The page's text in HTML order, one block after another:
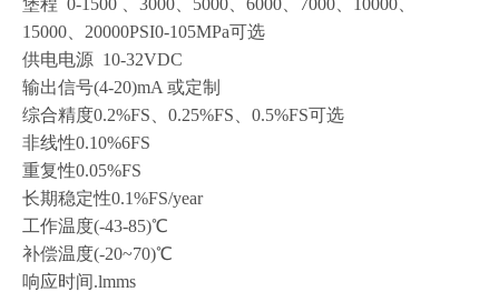
15000、20000PSI0-105MPa可选
供电电源 10-32VDC
输出信号(4-20)mA 或定制
综合精度0.2%FS、0.25%FS、0.5%FS可选
非线性0.10%6FS
重复性0.05%FS
长期稳定性0.1%FS/year
工作温度(-43-85)℃
补偿温度(-20~70)℃
响应时间.lmms